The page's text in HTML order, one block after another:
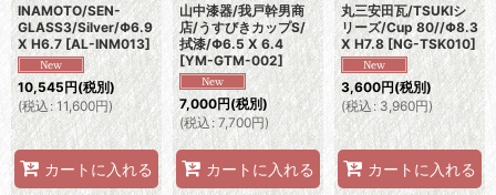
INAMOTO/SEN-
GLASS3/Silver/Φ6.9
X H6.7 [AL-INM013]
10,545円(税別)
(税込 : 11,600円)
カートに入れる
山中漆器/我戸幹男商
店/うすびきカップS/
拭漆/Φ6.5 X 6.4
[YM-GTM-002]
7,000円(税別)
(税込: 7,700円)
カートに入れる
丸三安田瓦/TSUKIシ
リーズ/Cup 80//Φ8.3
X H7.8 [NG-TSK010]
3,600円(税別)
(税込 : 3,960円)
カートに入れる